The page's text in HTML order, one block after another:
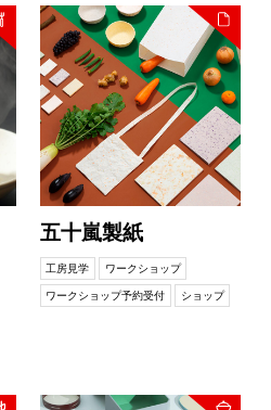
五十嵐製紙
工房見学 ワークショップ
ワークショップ予約受付 ショップ